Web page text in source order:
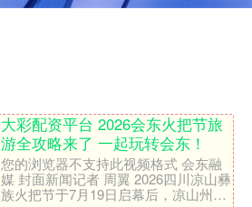
大彩配资平台 2026会东火把节旅
游全攻略来了 一起玩转会东！
您的浏览器不支持此视频格式 会东融
媒 封面新闻记者 周翼 2026四川凉山彝
族火把节于7月19日启幕后，凉山州各